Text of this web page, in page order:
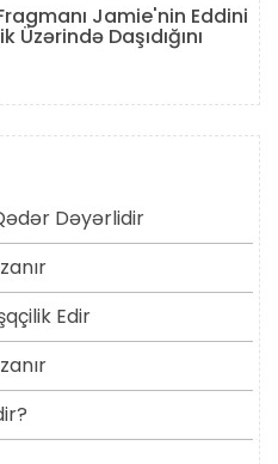
Jamie'nin Eddini
Üzərində Daşıdığını
Dəyərlidir
Edir